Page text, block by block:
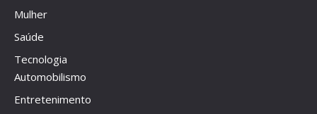
Mulher
Saúde
Tecnologia
Automobilismo
Entretenimento